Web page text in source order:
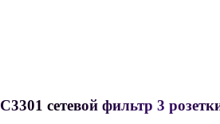
сетевой фильтр 3